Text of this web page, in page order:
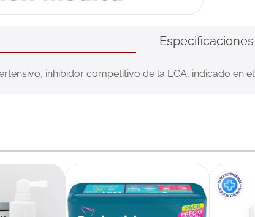
Especificaciones
inhibidor competitivo de la ECA, indicado en